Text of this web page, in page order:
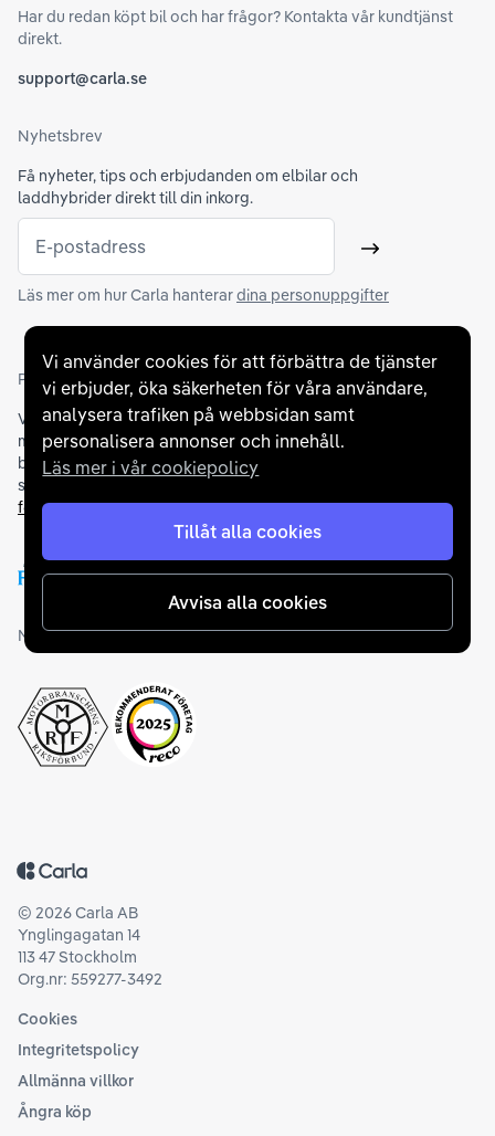
Vi använder cookies för att förbättra de tjänster
vi erbjuder, öka säkerheten för våra användare,
analysera trafiken på webbsidan samt
personalisera annonser och innehåll.
Läs mer i vår cookiepolicy
Tillåt alla cookies
Avvisa alla cookies
Har du redan köpt bil och har frågor? Kontakta vår kundtjänst
direkt.
support@carla.se
Nyhetsbrev
Få nyheter, tips och erbjudanden om elbilar och
laddhybrider direkt till din inkorg.
E-postadress Skicka
Läs mer om hur Carla hanterardina personuppgifter
Partners och betallösningar
Vi samarbetar medflertalet banker för att erbjuda dig bästa
möjliga finansieringslösning och stödjer en rad olika
betalningsmetoder. För att du ska känna dig trygg vid ditt köp
samarbetar vi med Folksam och AutoConcept gällande
försäkringar och garantier.
Medlemskap och utmärkelser
Tillbaka till startsidan
© 2026Carla AB
Ynglingagatan 14
113 47 Stockholm
Org.nr: 559277-3492
Cookies
Integritetspolicy
Allmänna villkor
Ångra köp